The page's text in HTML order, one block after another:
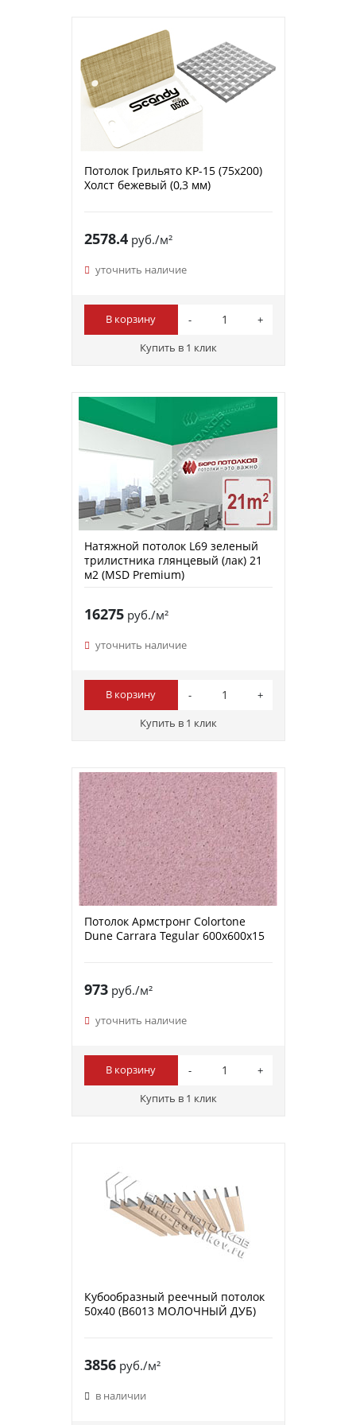
Потолок Грильято КР-15 (75х200)
Холст бежевый (0,3 мм)
2578.4руб./м²
уточнить наличие
В корзину
Купить в 1 клик
Натяжной потолок L69 зеленый
трилистника глянцевый (лак) 21
м2 (MSD Premium)
16275руб./м²
уточнить наличие
В корзину
Купить в 1 клик
Потолок Армстронг Colortone
Dune Carrara Tegular 600х600х15
973руб./м²
уточнить наличие
В корзину
Купить в 1 клик
Кубообразный реечный потолок
50х40 (B6013 МОЛОЧНЫЙ ДУБ)
3856руб./м²
в наличии